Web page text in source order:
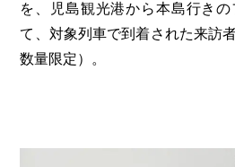
を、児島観光港から本島行き
て、対象列車で到着された来訪
数量限定）。